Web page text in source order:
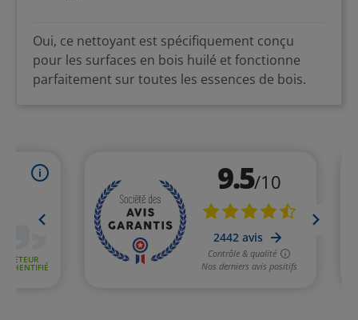
Oui, ce nettoyant est spécifiquement conçu
pour les surfaces en bois huilé et fonctionne
parfaitement sur toutes les essences de bois.